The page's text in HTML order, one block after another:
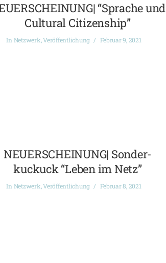
“Sprache und
Cultural Citizenship”
In Netzwerk,Veröffentlichung Februar 9, 2021
NEUERSCHEINUNG| Sonder-
kuckuck “Leben im Netz”
In Netzwerk,Veröffentlichung Februar 8, 2021